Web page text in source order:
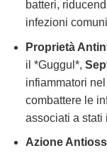
batteri,
infezioni
Proprietà
il *Guggul*,
infiammatori
combattere le
associati a stati
Azione